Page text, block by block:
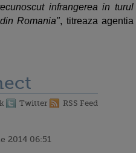
infrangerea in turul
Romania", titreaza agentia
Twitter RSS Feed
2014 06:51